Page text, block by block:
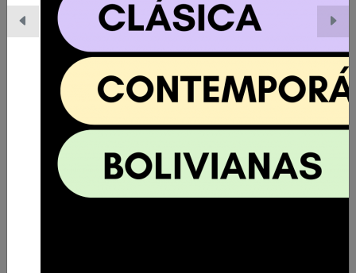
06/03/2026 | Ciudad de El Alto
A los 41 años de la ciudad de El Alto
Leer nota